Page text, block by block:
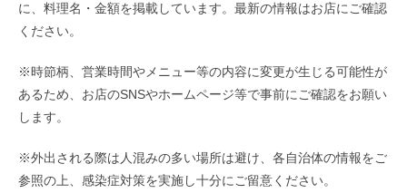
に、料理名・金額を掲載しています。最新の情報はお店にご確認
ください。
※時節柄、営業時間やメニュー等の内容に変更が生じる可能性が
あるため、お店のSNSやホームページ等で事前にご確認をお願い
します。
※外出される際は人混みの多い場所は避け、各自治体の情報をご
参照の上、感染症対策を実施し十分にご留意ください。